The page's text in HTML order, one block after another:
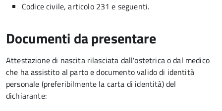
Codice civile, articolo 231 e seguenti.
Documenti da presentare
Attestazione di nascita rilasciata dall'ostetrica o dal medico
che ha assistito al parto e documento valido di identità
personale (preferibilmente la carta di identità) del
dichiarante: